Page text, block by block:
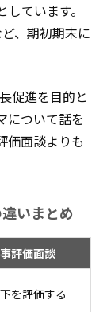
ています。
、期初期末に
促進を目的と
について話を
価面談よりも
いまとめ
評価面談
を評価する